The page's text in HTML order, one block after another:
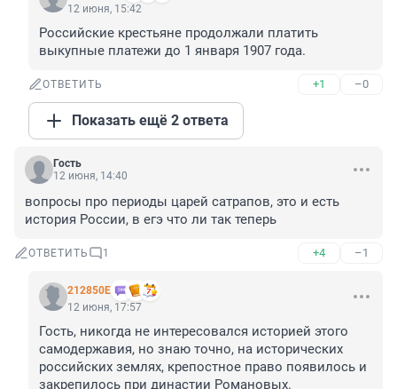
12 июня, 15:42
Российские крестьяне продолжали платить
выкупные платежи до 1 января 1907 года.
ОТВЕТИТЬ +1 –0
Показать ещё 2 ответа
Гость
12 июня, 14:40
вопросы про периоды царей сатрапов, это и есть
история России, в егэ что ли так теперь
ОТВЕТИТЬ 1 +4 –1
212850Е
12 июня, 17:57
Гость, никогда не интересовался историей этого
самодержавия, но знаю точно, на исторических
российских землях, крепостное право появилось и
закрепилось при династии Романовых.